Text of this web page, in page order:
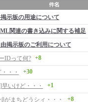
示板の用途について
関連の書き込みに関する補足
掲示板のご利用について
IDって何?
+8
・・ +30
早いけど・・・ +1
がまちどうシィ・・・ +8